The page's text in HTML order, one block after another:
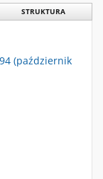
STRUKTURA
(październik